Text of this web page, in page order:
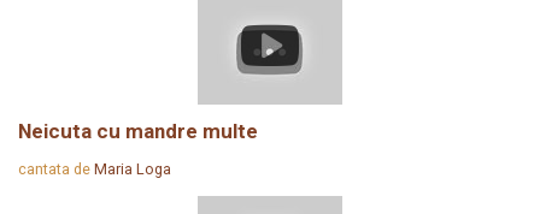
Neicuta cu mandre multe
cantata de Maria Loga